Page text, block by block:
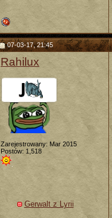
07-03-17, 21:45
Rahilux
Zarejestrowany: Mar 2015
Postów: 1,518
Gerwalt z Lyrii